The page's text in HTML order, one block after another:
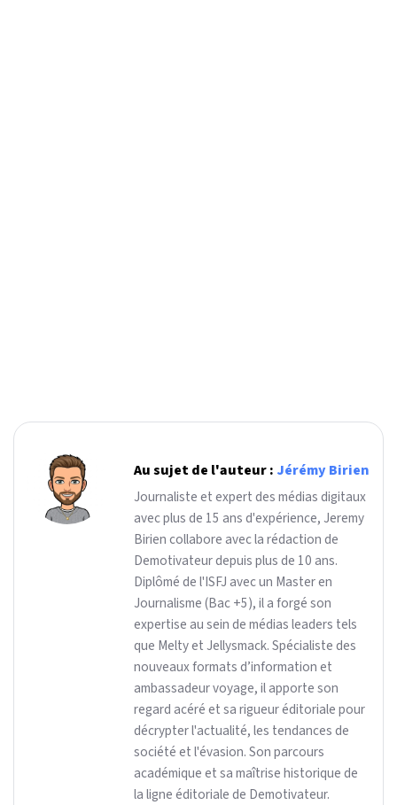
Au sujet de l'auteur : Jérémy Birien
Journaliste et expert des médias digitaux
avec plus de 15 ans d'expérience, Jeremy
Birien collabore avec la rédaction de
Demotivateur depuis plus de 10 ans.
Diplômé de l'ISFJ avec un Master en
Journalisme (Bac +5), il a forgé son
expertise au sein de médias leaders tels
que Melty et Jellysmack. Spécialiste des
nouveaux formats d’information et
ambassadeur voyage, il apporte son
regard acéré et sa rigueur éditoriale pour
décrypter l'actualité, les tendances de
société et l'évasion. Son parcours
académique et sa maîtrise historique de
la ligne éditoriale de Demotivateur.